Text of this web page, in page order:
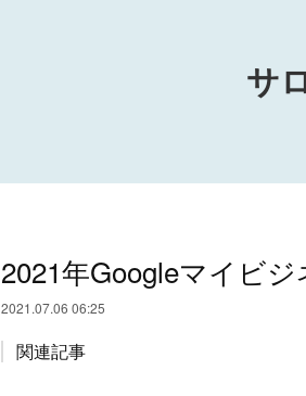
サ
2021年Googleマイビ
2021.07.06 06:25
関連記事